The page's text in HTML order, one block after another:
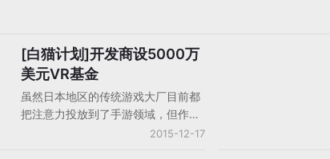
[白猫计划]开发商设5000万
美元VR基金
虽然日本地区的传统游戏大厂目前都
把注意力投放到了手游领域，但作为
推出过《白猫计划》和《黑猫维兹》
2015-12-17